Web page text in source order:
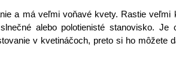
a má veľmi voňavé kvety. Rastie veľmi
alebo polotienisté stanovisko. Je
v kvetináčoch, preto si ho môžete